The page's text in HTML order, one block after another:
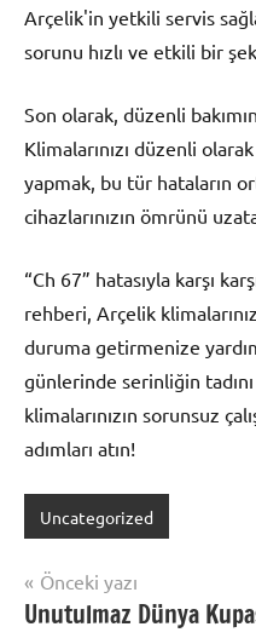
Arçelik'in yetkili servis
sorunu hızlı ve etkili bir
Son olarak, düzenli
Klimalarınızı düzenli
yapmak, bu tür hataların
cihazlarınızın ömrünü
“Ch 67” hatasıyla karşı
rehberi, Arçelik
duruma getirmenize
günlerinde serinliğin tadını
klimalarınızın sorunsuz
adımları atın!
Uncategorized
Yazı
gezinmesi
Önceki yazı
Unutulmaz Dünya